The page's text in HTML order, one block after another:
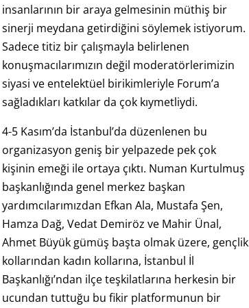
insanlarının bir araya gelmesinin müthiş bir
sinerji meydana getirdiğini söylemek istiyorum.
Sadece titiz bir çalışmayla belirlenen
konuşmacılarımızın değil moderatörlerimizin
siyasi ve entelektüel birikimleriyle Forum’a
sağladıkları katkılar da çok kıymetliydi.
4-5 Kasım’da İstanbul’da düzenlenen bu
organizasyon geniş bir yelpazede pek çok
kişinin emeği ile ortaya çıktı. Numan Kurtulmuş
başkanlığında genel merkez başkan
yardımcılarımızdan Efkan Ala, Mustafa Şen,
Hamza Dağ, Vedat Demiröz ve Mahir Ünal,
Ahmet Büyük gümüş başta olmak üzere, gençlik
kollarından kadın kollarına, İstanbul İl
Başkanlığı’ndan ilçe teşkilatlarına herkesin bir
ucundan tuttuğu bu fikir platformunun bir